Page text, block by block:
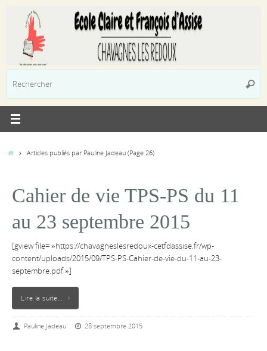
contenu
:
AccueilArticles publiés par Pauline Jadeau(Page 26)
Cahier de vie TPS-PS du 11
au 23 septembre 2015
[gview file= »https://chavagneslesredoux-cetfdassise.fr/wp-
content/uploads/2015/09/TPS-PS-Cahier-de-vie-du-11-au-23-
septembre.pdf »]
Lire la suite…
Pauline Jadeau 28 septembre 2015